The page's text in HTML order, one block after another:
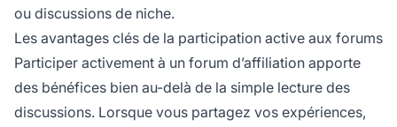
ou discussions de niche.
Les avantages clés de la participation active aux forums
Participer activement à un forum d’affiliation apporte
des bénéfices bien au-delà de la simple lecture des
discussions. Lorsque vous partagez vos expériences,